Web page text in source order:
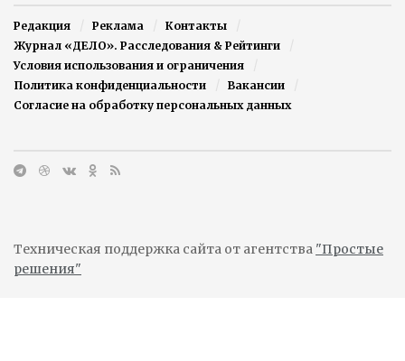
Редакция Реклама
Контакты
Журнал «ДЕЛО». Расследования & Рейтинги
Условия использования и ограничения
Политика конфиденциальности
Вакансии
Согласие на обработку персональных данных
Техническая поддержка сайта от агентства "Простые
решения"